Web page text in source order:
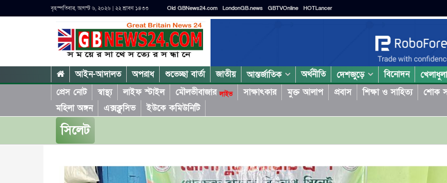
বৃহস্পতিবার, আগস্ট ৬, ২০২৬ | ২২ শ্রাবণ ১৪৩৩ Old GBNews24.com LondonGB.news GBTVOnline HOTLancer
আইন-আদালত অপরাধ শুভেচ্ছা বার্তা জাতীয় আন্তর্জাতিক অর্থনীতি দেশজুড়ে বিনোদন
প্রেস নোট
স্বাস্থ্য লাইফ স্টাইল মৌলভীবাজারলাইভ সাক্ষাৎকার মুক্ত আলাপ প্রবাস শিক্ষা ও সাহিত্য শোক
মহিলা অঙ্গন
এক্সক্লুসিভ ইউকে কমিউনিটি
সিলেট